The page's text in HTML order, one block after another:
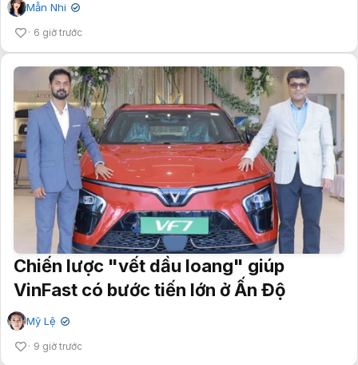
Mẫn Nhi ✔
6 giờ trước
Chiến lược "vết dầu loang" giúp
VinFast có bước tiến lớn ở Ấn Độ
Mỹ Lệ ✔
9 giờ trước